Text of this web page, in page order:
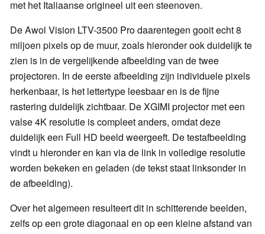
met het Italiaanse origineel uit een steenoven.
De Awol Vision LTV-3500 Pro daarentegen gooit echt 8
miljoen pixels op de muur, zoals hieronder ook duidelijk te
zien is in de vergelijkende afbeelding van de twee
projectoren. In de eerste afbeelding zijn individuele pixels
herkenbaar, is het lettertype leesbaar en is de fijne
rastering duidelijk zichtbaar. De XGIMI projector met een
valse 4K resolutie is compleet anders, omdat deze
duidelijk een Full HD beeld weergeeft. De testafbeelding
vindt u hieronder en kan via de link in volledige resolutie
worden bekeken en geladen (de tekst staat linksonder in
de afbeelding).
Over het algemeen resulteert dit in schitterende beelden,
zelfs op een grote diagonaal en op een kleine afstand van